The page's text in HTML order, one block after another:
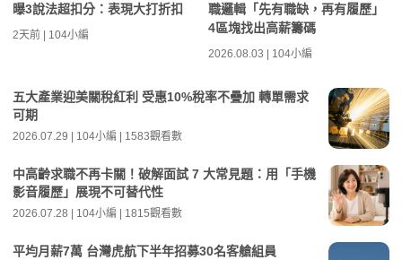
曝3說法超扣分：表現大打折扣
2天前 | 104小編
職邏輯「先有職缺，再有履歷」
4區塊找出高薪籌碼
2026.08.03 | 104小編
五大產業迎美關稅紅利 受惠10%稅率不疊加 轉單需求
可期
2026.07.29 | 104小編 | 1583觀看數
中高齡求職不再卡關！破解面試 7 大常見題：用「手機
影音履歷」展現不可替代性
2026.07.28 | 104小編 | 1815觀看數
平均月薪7萬 台灣虎航下半年招募30名客艙組員